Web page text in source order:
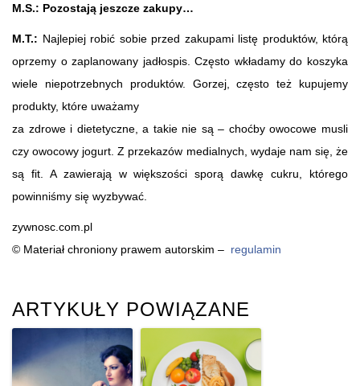
M.S.: Pozostają jeszcze zakupy…
M.T.: Najlepiej robić sobie przed zakupami listę produktów, którą
oprzemy o zaplanowany jadłospis. Często wkładamy do koszyka
wiele niepotrzebnych produktów. Gorzej, często też kupujemy
produkty, które uważamy
za zdrowe i dietetyczne, a takie nie są – choćby owocowe musli
czy owocowy jogurt. Z przekazów medialnych, wydaje nam się, że
są fit. A zawierają w większości sporą dawkę cukru, którego
powinniśmy się wyzbywać.
zywnosc.com.pl
© Materiał chroniony prawem autorskim – regulamin
ARTYKUŁY POWIĄZANE